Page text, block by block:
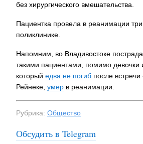
без хирургического вмешательства.
Пациентка провела в реанимации
поликлинике.
Напомним, во Владивостоке
такими пациентами, помимо девочки
который едва не погиб после
Рейнеке, умер в реанимации.
Рубрика: Общество
Обсудить в Telegram